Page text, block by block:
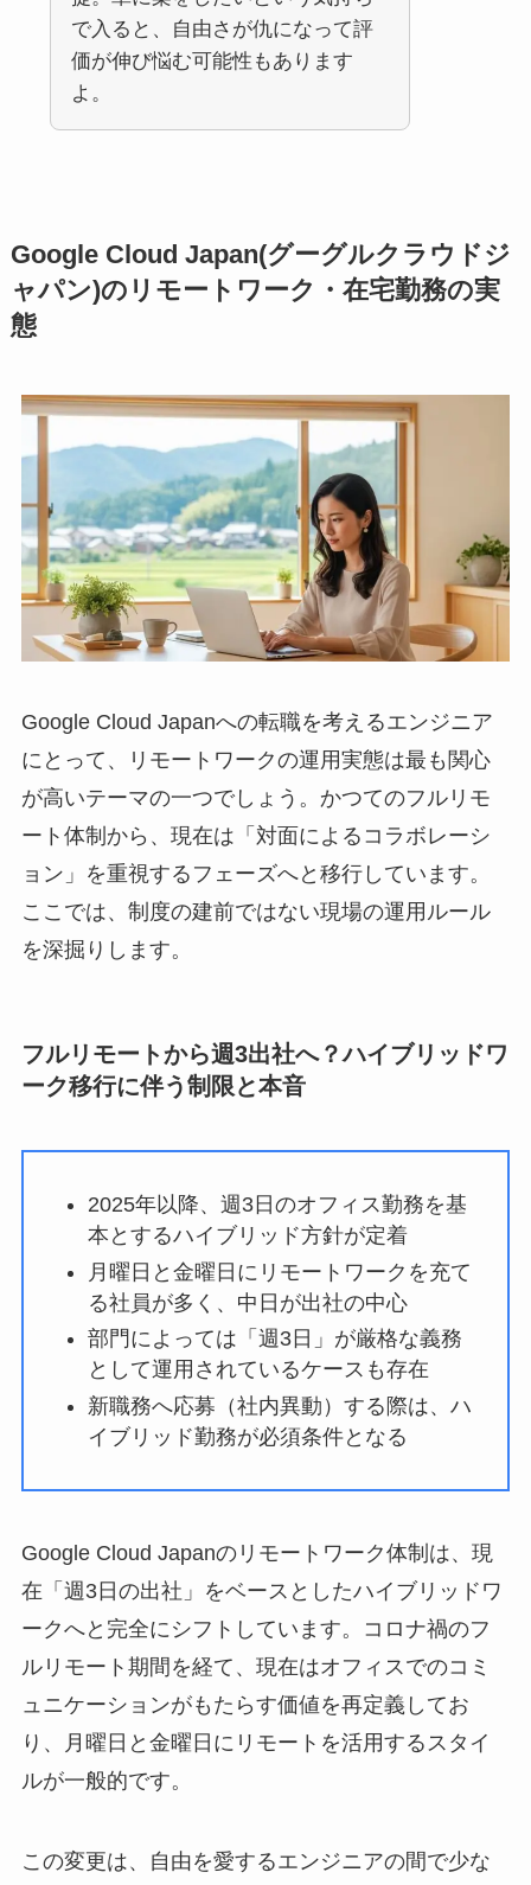
で入ると、自由さが仇になって評
価が伸び悩む可能性もあります
よ。
Google Cloud Japan(グーグルクラウドジ
ャパン)のリモートワーク・在宅勤務の実
態
Google Cloud Japanへの転職を考えるエンジニア
にとって、リモートワークの運用実態は最も関心
が高いテーマの一つでしょう。かつてのフルリモ
ート体制から、現在は「対面によるコラボレーシ
ョン」を重視するフェーズへと移行しています。
ここでは、制度の建前ではない現場の運用ルール
を深掘りします。
フルリモートから週3出社へ？ハイブリッドワ
ーク移行に伴う制限と本音
2025年以降、週3日のオフィス勤務を基
本とするハイブリッド方針が定着
月曜日と金曜日にリモートワークを充て
る社員が多く、中日が出社の中心
部門によっては「週3日」が厳格な義務
として運用されているケースも存在
新職務へ応募（社内異動）する際は、ハ
イブリッド勤務が必須条件となる
Google Cloud Japanのリモートワーク体制は、現
在「週3日の出社」をベースとしたハイブリッドワ
ークへと完全にシフトしています。コロナ禍のフ
ルリモート期間を経て、現在はオフィスでのコミ
ュニケーションがもたらす価値を再定義してお
り、月曜日と金曜日にリモートを活用するスタイ
ルが一般的です。
この変更は、自由を愛するエンジニアの間で少な